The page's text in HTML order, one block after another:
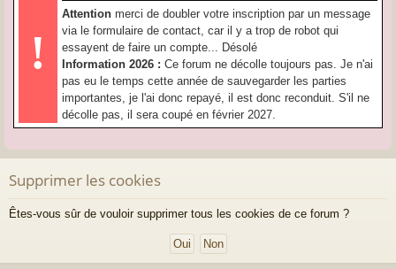
!
Attention merci de doubler votre inscription par un message
via le formulaire de contact, car il y a trop de robot qui
essayent de faire un compte... Désolé
Information 2026 : Ce forum ne décolle toujours pas. Je n'ai
pas eu le temps cette année de sauvegarder les parties
importantes, je l'ai donc repayé, il est donc reconduit. S'il ne
décolle pas, il sera coupé en février 2027.
Supprimer les cookies
Êtes-vous sûr de vouloir supprimer tous les cookies de ce forum ?